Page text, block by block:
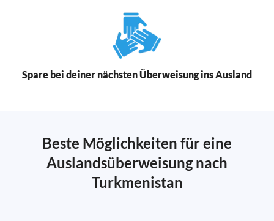
Spare bei deiner nächsten Überweisung ins Ausland
Beste Möglichkeiten für eine
Auslandsüberweisung nach
Turkmenistan